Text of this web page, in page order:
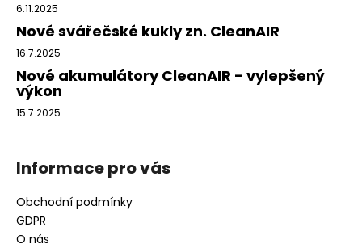
6.11.2025
Nové svářečské kukly zn. CleanAIR
16.7.2025
Nové akumulátory CleanAIR - vylepšený
výkon
15.7.2025
Informace pro vás
Obchodní podmínky
GDPR
O nás